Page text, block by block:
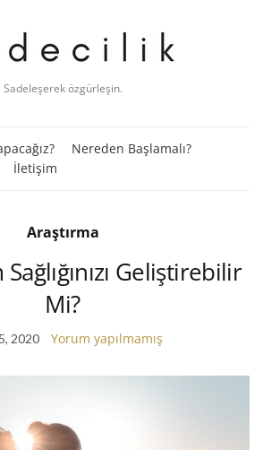
Sadeleşerek özgürleşin.
Nereden Başlamalı?
İletişim
Araştırma
Geliştirebilir
Mi?
2020 Yorum yapılmamış